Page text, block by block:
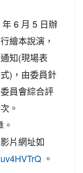
6 月 5 日辦
繪本說演，
知(現場表
)，由委員針
員會綜合評
。
片網址如
。